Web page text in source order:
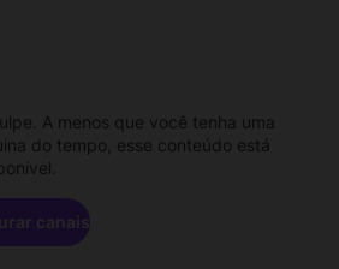
A menos que você tenha uma
do tempo, esse conteúdo está
canais